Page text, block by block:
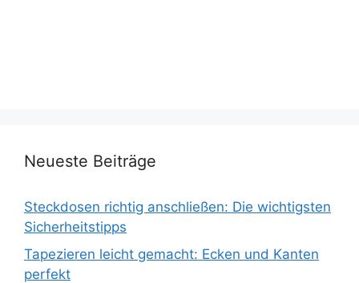
Neueste Beiträge
Steckdosen richtig anschließen: Die wichtigsten
Sicherheitstipps
Tapezieren leicht gemacht: Ecken und Kanten
perfekt